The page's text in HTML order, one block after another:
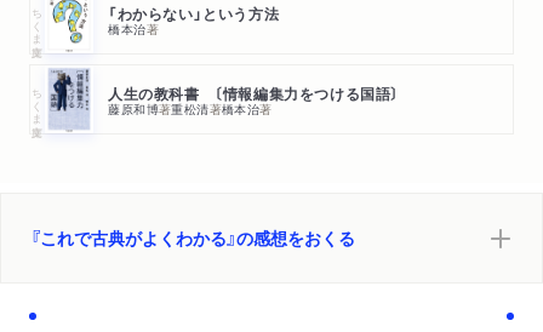
ちくま文庫 「わからない」という方法
橋本治著
ちくま文庫 人生の教科書 〔情報編集力をつける国語〕
藤原和博著重松清著橋本治著
『これで古典がよくわかる』の感想をおくる